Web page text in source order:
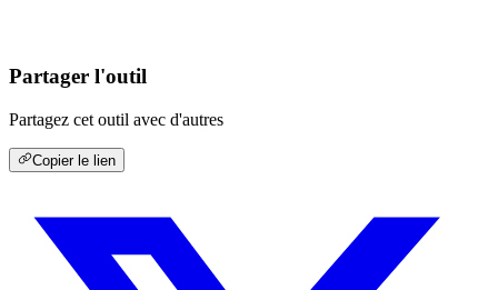
Partager l'outil
Partagez cet outil avec d'autres
Copier le lien